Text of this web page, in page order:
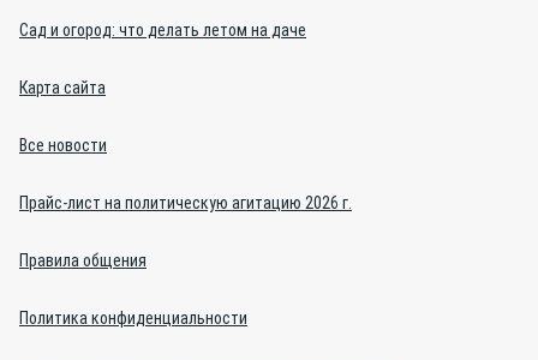
Сад и огород: что делать летом на даче
Карта сайта
Все новости
Прайс-лист на политическую агитацию 2026 г.
Правила общения
Политика конфиденциальности